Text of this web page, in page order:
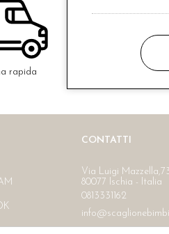
rapida Ritiro in
CONTATTI
Via Luigi
80077 Ischia - Italia
0813331162